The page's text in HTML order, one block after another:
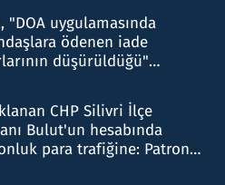
"DOA uygulamasında
ödenen iade
düşürüldüğü"
CHP Silivri İlçe
Bulut'un hesabında
para trafiğine: Patron